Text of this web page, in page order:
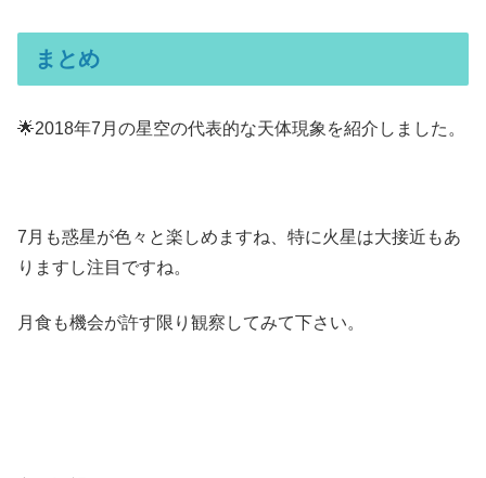
まとめ
🌟2018年7月の星空の代表的な天体現象を紹介しました。
7月も惑星が色々と楽しめますね、特に火星は大接近もあ
りますし注目ですね。
月食も機会が許す限り観察してみて下さい。